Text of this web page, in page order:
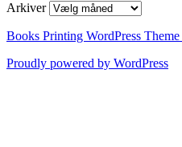
Arkiver
Books Printing WordPress Theme
Proudly powered by WordPress